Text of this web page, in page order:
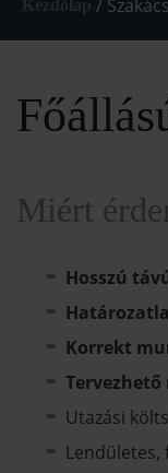
/
Miért
Hosszú
Korrekt
Tervezhető
Utazási
Lendületes,